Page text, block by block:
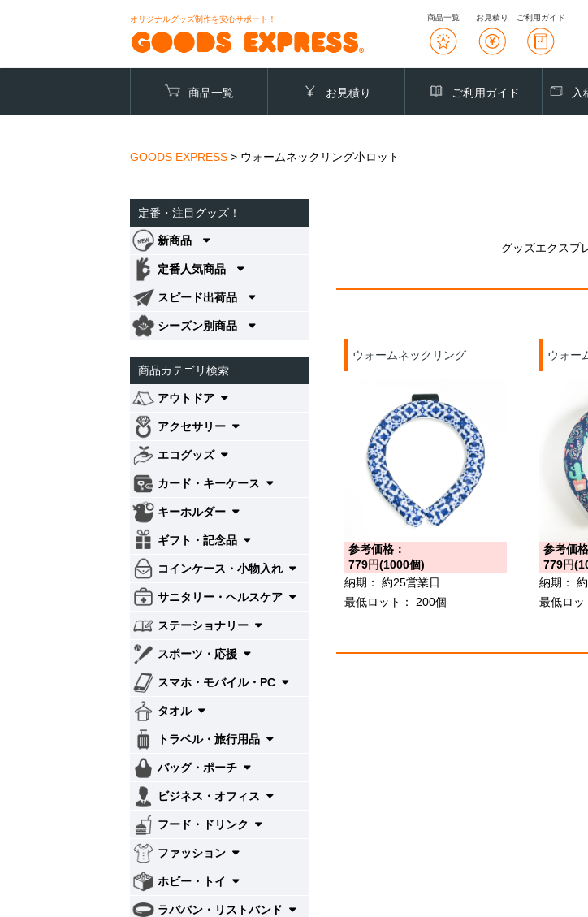
オリジナルグッズ制作を安心サポート！ 商品一覧 お見積り ご利用ガイド
商品一覧 お見積り ご利用ガイド 入
GOODS EXPRESS > ウォームネックリング小ロット
グッズエクスプ
ウォームネックリング
参考価格：
779円(1000個)
納期：
約25営業日
最低ロット：
200個
ウォー
参考価格
779円
納期：
最低ロッ
定番・注目グッズ！
新商品
定番人気商品
スピード出荷品
シーズン別商品
商品カテゴリ検索
アウトドア
アクセサリー
エコグッズ
カード・キーケース
キーホルダー
ギフト・記念品
コインケース・小物入れ
サニタリー・ヘルスケア
ステーショナリー
スポーツ・応援
スマホ・モバイル・PC
タオル
トラベル・旅行用品
バッグ・ポーチ
ビジネス・オフィス
フード・ドリンク
ファッション
ホビー・トイ
ラババン・リストバンド